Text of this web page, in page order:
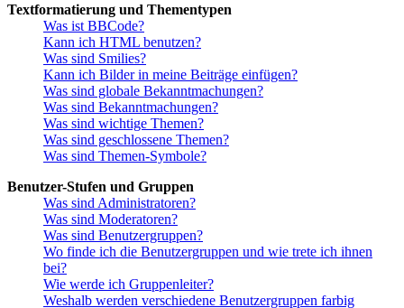
Textformatierung und Thementypen
Was ist BBCode?
Kann ich HTML benutzen?
Was sind Smilies?
Kann ich Bilder in meine Beiträge einfügen?
Was sind globale Bekanntmachungen?
Was sind Bekanntmachungen?
Was sind wichtige Themen?
Was sind geschlossene Themen?
Was sind Themen-Symbole?
Benutzer-Stufen und Gruppen
Was sind Administratoren?
Was sind Moderatoren?
Was sind Benutzergruppen?
Wo finde ich die Benutzergruppen und wie trete ich ihnen
bei?
Wie werde ich Gruppenleiter?
Weshalb werden verschiedene Benutzergruppen farbig